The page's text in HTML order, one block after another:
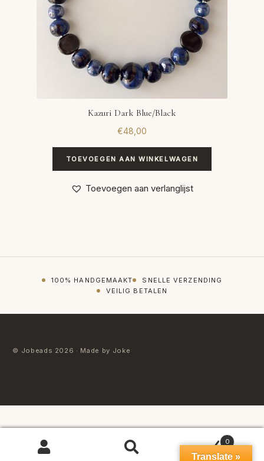
Kazuri Dark Blue/Black
€48,00
TOEVOEGEN AAN WINKELWAGEN
Toevoegen aan verlanglijst
100% HANDGEMAAKT
SNELLE VERZENDING
VEILIG BETALEN
© Jobeads 2026 · Made by Joke
ZOEKEN
0
Translate »